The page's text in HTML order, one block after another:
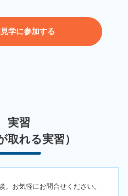
学に参加する
実習
取れる実習）
。お気軽にお問合せください。